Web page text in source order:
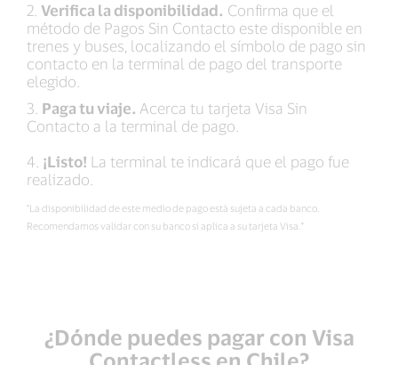
2. Verifica la disponibilidad. Confirma que el
método de Pagos Sin Contacto este disponible en
trenes y buses, localizando el símbolo de pago sin
contacto en la terminal de pago del transporte
elegido.
3. Paga tu viaje. Acerca tu tarjeta Visa Sin
Contacto a la terminal de pago.
4. ¡Listo! La terminal te indicará que el pago fue
realizado.
*La disponibilidad de este medio de pago está sujeta a cada banco.
Recomendamos validar con su banco si aplica a su tarjeta Visa.*
¿Dónde puedes pagar con Visa